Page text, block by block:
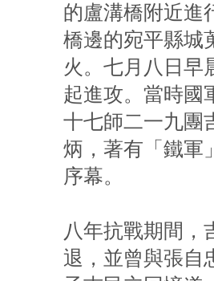
的盧溝橋附近進
橋邊的宛平縣城
火。七月八日早
起進攻。當時國
十七師二一九團
炳，著有「鐵軍
序幕。
八年抗戰期間，
退，並曾與張自